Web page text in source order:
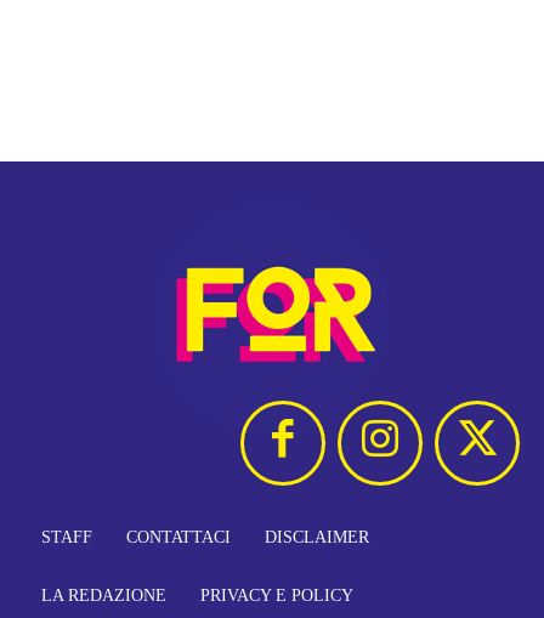
STAFF CONTATTACI DISCLAIMER
LA REDAZIONE PRIVACY E POLICY